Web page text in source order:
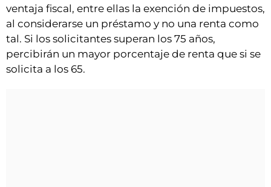
ventaja fiscal, entre ellas la exención de impuestos,
al considerarse un préstamo y no una renta como
tal. Si los solicitantes superan los 75 años,
percibirán un mayor porcentaje de renta que si se
solicita a los 65.